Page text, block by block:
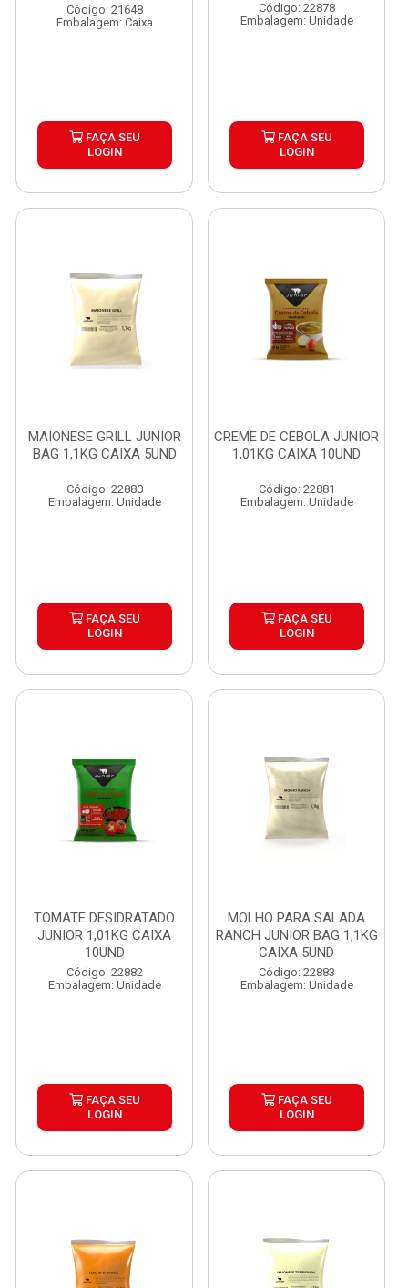
Código: 21648
Embalagem: Caixa
FAÇA SEU
LOGIN
Código: 22878
Embalagem: Unidade
FAÇA SEU
LOGIN
MAIONESE GRILL JUNIOR
BAG 1,1KG CAIXA 5UND
Código: 22880
Embalagem: Unidade
FAÇA SEU
LOGIN
CREME DE CEBOLA JUNIOR
1,01KG CAIXA 10UND
Código: 22881
Embalagem: Unidade
FAÇA SEU
LOGIN
TOMATE DESIDRATADO
JUNIOR 1,01KG CAIXA
10UND
Código: 22882
Embalagem: Unidade
FAÇA SEU
LOGIN
MOLHO PARA SALADA
RANCH JUNIOR BAG 1,1KG
CAIXA 5UND
Código: 22883
Embalagem: Unidade
FAÇA SEU
LOGIN